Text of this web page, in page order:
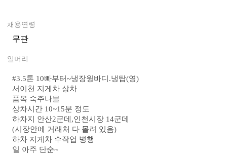
채용연령
무관
일머리
#3.5톤 10빠부터~냉장윙바디.냉탑(영)
서이천 지게차 상차
품목 숙주나물
상차시간 10~15분 정도
하차지 안산2군데,인천시장 14군데
(시장안에 거래처 다 몰려 있음)
하차 지게차 수작업 병행
일 아주 단순~